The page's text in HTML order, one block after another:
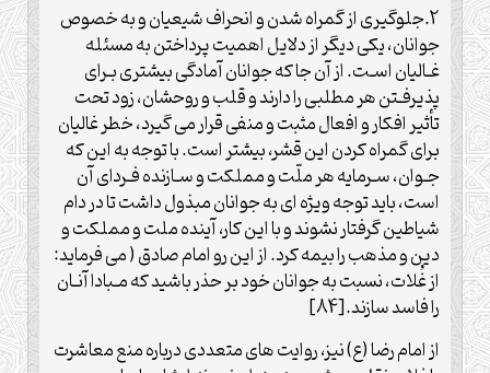
2.جلوگیری از گمراه شدن و انحراف شیعیان و به خصوص
جوانان، یکی دیگر از دلایل اهمیت پرداختن به مسئله
غـالیان اسـت. از آن جا که جوانان آمادگی بیشتری بـرای
پذیرفـتن هر مطلبی را دارند و قلب و روحشان، زود تحت
تأثیر افکار و افعال مثبت و منفی قرار می گیرد، خطر غالیان
برای گمراه کردن این قشر، بیشتر است. با توجه به این که
جـوان، سـرمایه هر ملّت و مملکت و سـازنده فـردای آن
است، باید توجه ویژه ای به جوانان مبذول داشت تا در دام
شیاطین گرفتار نشوند و با این کار، آینده ملت و مملکت و
دین و مذهب را بیمه کرد. از این رو امام صادق ( می فرماید:
از غُلات، نسبت به جوانان خود بر حذر باشید که مـبادا آنـان
را فاسد سازند.[84]
از امام رضا (ع) نیز، روایت های متعددی درباره منع معاشرت